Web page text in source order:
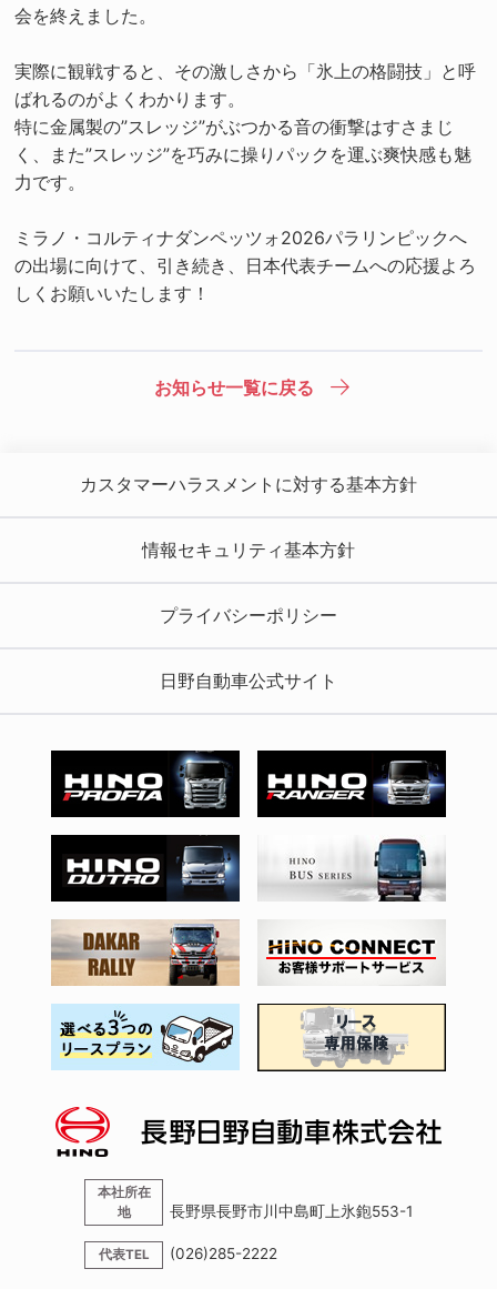
会を終えました。
実際に観戦すると、その激しさから「氷上の格闘技」と呼
ばれるのがよくわかります。
特に金属製の”スレッジ”がぶつかる音の衝撃はすさまじ
く、また”スレッジ”を巧みに操りパックを運ぶ爽快感も魅
力です。
ミラノ・コルティナダンペッツォ2026パラリンピックへ
の出場に向けて、引き続き、日本代表チームへの応援よろ
しくお願いいたします！
お知らせ一覧に戻る
カスタマーハラスメントに対する基本方針
情報セキュリティ基本方針
プライバシーポリシー
日野自動車公式サイト
本社所在
地
長野県長野市川中島町上氷鉋553-1
代表TEL (026)285-2222